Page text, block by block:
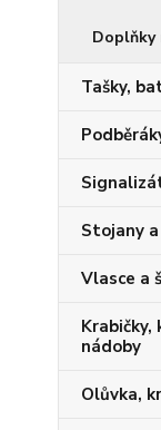
Doplňky
Tašky,
Stojany
Vlasce a
Krabičky,
nádoby
Olůvka,